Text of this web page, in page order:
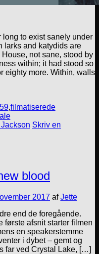
long to exist sanely under
larks and katydids are
not sane, stood by
within; it had stood so
eighty more. Within, walls
,filmatiserede
Skriv en
blood
2017 afJette
end de foregående.
første afsnit starter filmen
en speakerstemme
i dybet – gemt og
far ved Crystal Lake, […]